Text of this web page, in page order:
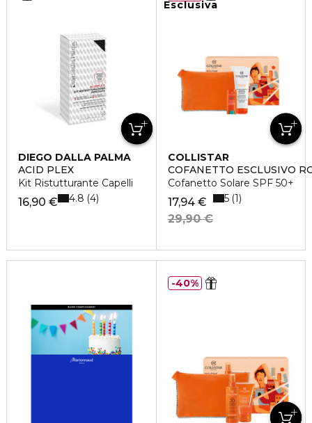
DIEGO DALLA PALMA
ACID PLEX
Kit Ristutturante Capelli
16,90 € 4.8 4
Esclusiva
COLLISTAR
COFANETTO ESCLUSIVO
Cofanetto Solare SPF 50+
17,94 €
29,90 €
5 1
40%